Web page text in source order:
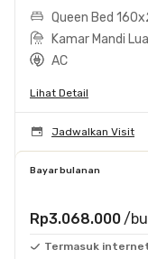
Queen Bed
Kamar Mandi
AC
Lihat Detail
Jadwalkan Visit
Bayar bulanan
Rp3.068.000 /
Termasuk